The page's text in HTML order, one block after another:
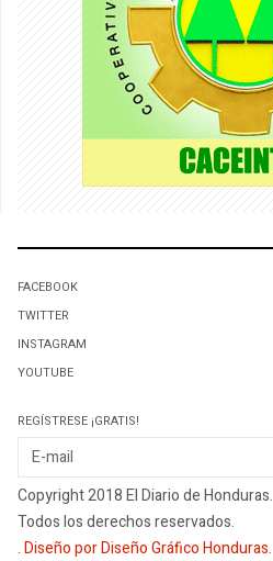
FACEBOOK
TWITTER
INSTAGRAM
YOUTUBE
REGÍSTRESE ¡GRATIS!
Copyright 2018 El Diario de Honduras.
Todos los derechos reservados.
.Diseño por Diseño Gráfico Honduras.